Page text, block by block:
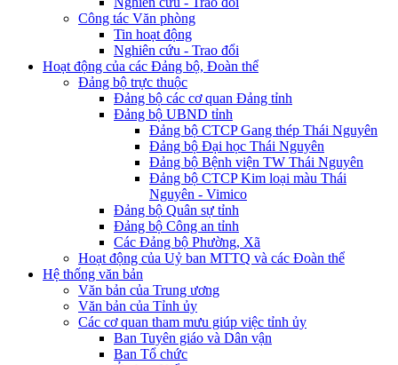
Công tác Văn phòng
Tin hoạt động
Nghiên cứu - Trao đổi
Hoạt động của các Đảng bộ, Đoàn thể
Đảng bộ trực thuộc
Đảng bộ các cơ quan Đảng tỉnh
Đảng bộ UBND tỉnh
Đảng bộ CTCP Gang thép Thái Nguyên
Đảng bộ Đại học Thái Nguyên
Đảng bộ Bệnh viện TW Thái Nguyên
Đảng bộ CTCP Kim loại màu Thái
Nguyên - Vimico
Đảng bộ Quân sự tỉnh
Đảng bộ Công an tỉnh
Các Đảng bộ Phường, Xã
Hoạt động của Uỷ ban MTTQ và các Đoàn thể
Hệ thống văn bản
Văn bản của Trung ương
Văn bản của Tỉnh ủy
Các cơ quan tham mưu giúp việc tỉnh ủy
Ban Tuyên giáo và Dân vận
Ban Tổ chức